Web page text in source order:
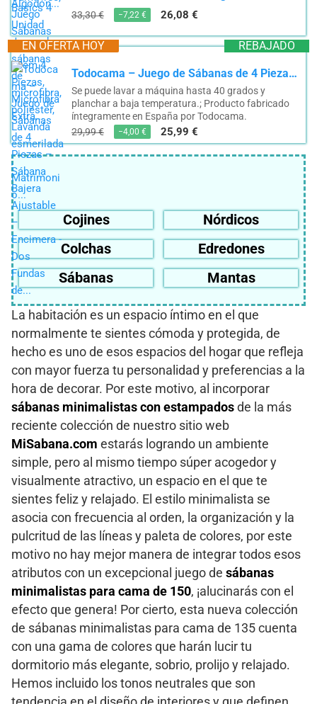
33,30 € −7,22 € 26,08 €
REBAJADO
EN OFERTA HOY
Todocama – Juego de Sábanas de 4 Piezas – Sábana Bajera Ajustable – Encimera - Dos Fundas de...
Se puede lavar a máquina hasta 40 grados y
planchar a baja temperatura.; Producto fabricado
íntegramente en España por Todocama.
29,99 €
−4,00 € 25,99 €
Cojines
Nórdicos
Colchas
Edredones
Sábanas
Mantas
La habitación es un espacio íntimo en el que
normalmente te sientes cómoda y protegida, de
hecho es uno de esos espacios del hogar que refleja
con mayor fuerza tu personalidad y preferencias a la
hora de decorar. Por este motivo, al incorporar
sábanas minimalistas con estampados de la más
reciente colección de nuestro sitio web
MiSabana.com estarás logrando un ambiente
simple, pero al mismo tiempo súper acogedor y
visualmente atractivo, un espacio en el que te
sientes feliz y relajado. El estilo minimalista se
asocia con frecuencia al orden, la organización y la
pulcritud de las líneas y paleta de colores, por este
motivo no hay mejor manera de integrar todos esos
atributos con un excepcional juego de sábanas
minimalistas para cama de 150, ¡alucinarás con el
efecto que genera! Por cierto, esta nueva colección
de sábanas minimalistas para cama de 135 cuenta
con una gama de colores que harán lucir tu
dormitorio más elegante, sobrio, prolijo y relajado.
Hemos incluido los tonos neutrales que son